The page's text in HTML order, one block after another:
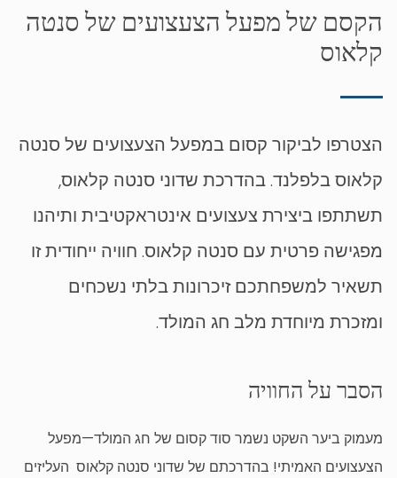
הקסם של מפעל הצעצועים של סנטה
קלאוס
הצטרפו לביקור קסום במפעל הצעצועים של סנטה
קלאוס בלפלנד. בהדרכת שדוני סנטה קלאוס,
תשתתפו ביצירת צעצועים אינטראקטיבית ותיהנו
מפגישה פרטית עם סנטה קלאוס. חוויה ייחודית זו
תשאיר למשפחתכם זיכרונות בלתי נשכחים
ומזכרת מיוחדת מלב חג המולד.
הסבר על החוויה
מעמוק ביער השקט נשמר סוד קסום של חג המולד—מפעל
הצעצועים האמיתי! בהדרכתם של שדוני סנטה קלאוס העליזים